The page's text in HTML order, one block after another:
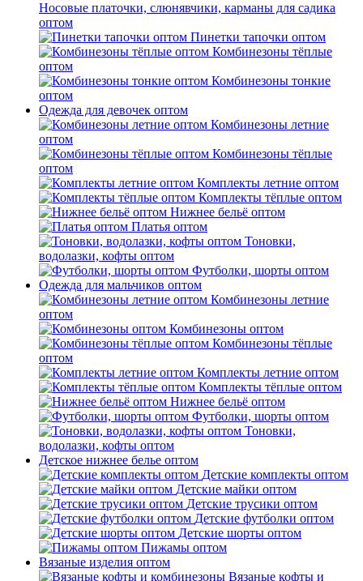
Носовые платочки, слюнявчики, карманы для садика
оптом
Пинетки тапочки оптом
Комбинезоны тёплые
оптом
Комбинезоны тонкие
оптом
Одежда для девочек оптом
Комбинезоны летние
оптом
Комбинезоны тёплые
оптом
Комплекты летние оптом
Комплекты тёплые оптом
Нижнее бельё оптом
Платья оптом
Тоновки,
водолазки, кофты оптом
Футболки, шорты оптом
Одежда для мальчиков оптом
Комбинезоны летние
оптом
Комбинезоны оптом
Комбинезоны тёплые
оптом
Комплекты летние оптом
Комплекты тёплые оптом
Нижнее бельё оптом
Футболки, шорты оптом
Тоновки,
водолазки, кофты оптом
Детское нижнее белье оптом
Детские комплекты оптом
Детские майки оптом
Детские трусики оптом
Детские футболки оптом
Детские шорты оптом
Пижамы оптом
Вязаные изделия оптом
Вязаные кофты и